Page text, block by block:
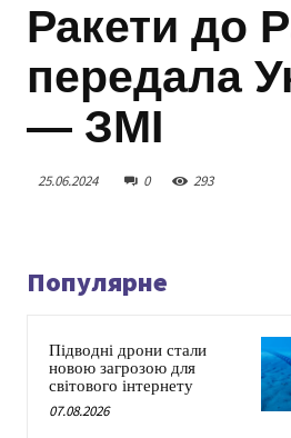
Ракети до
передала
— ЗМІ
25.06.2024 0 293
Популярне
Підводні дрони стали
новою загрозою для
світового інтернету
07.08.2026